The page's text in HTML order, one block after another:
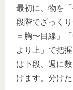
最初に、物を
段階でざっく
＝胸〜目線」
より上」で把
は下段、週に
けます。分け